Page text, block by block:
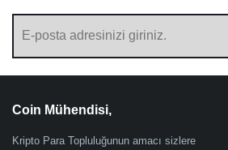
Coin Mühendisi,
Kripto Para Topluluğunun amacı sizlere